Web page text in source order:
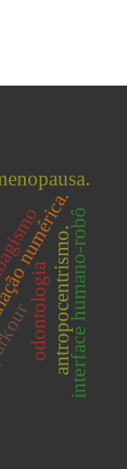
interface humano-robô
odontologiaantropocentrismo.